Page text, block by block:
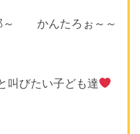
～ かんたろぉ～～
叫びたい子ども達